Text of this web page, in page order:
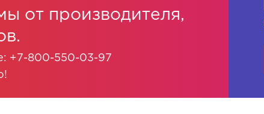
от производителя,
+7-800-550-03-97